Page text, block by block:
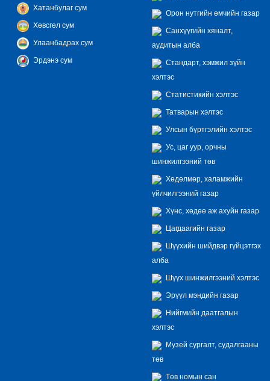
Хатанбулаг сум
Хөвсгөл сум
Улаанбадрах сум
Эрдэнэ сум
Орон нутгийн өмчийн газар
Санхүүгийн хяналт,
аудитын алба
Стандарт, хэмжил зүйн
хэлтэс
Статистикийн хэлтэс
Татварын хэлтэс
Улсын бүртгэлийн хэлтэс
Ус, цаг уур, орчны
шинжилгээний төв
Хөдөлмөр, халамжийн
үйлчилгээний газар
Хүнс, хөдөө аж ахуйн газар
Цагдаагийн газар
Шүүхийн шийдвэр гүйцэтгэх
алба
Шүүх шинжилгээний хэлтэс
Эрүүл мэндийн газар
Нийгмийн даатгалын
хэлтэс
Музей сургалт, судалгааны
төв
Төв номын сан